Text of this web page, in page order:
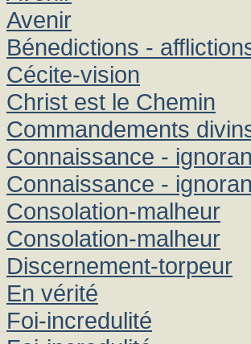
Avenir
Bénedictions -
Cécite-vision
Christ est le Chemin
Commandements
Connaissance -
Connaissance -
Consolation-malheur
Consolation-malheur
Discernement-torpeur
En vérité
Foi-incredulité